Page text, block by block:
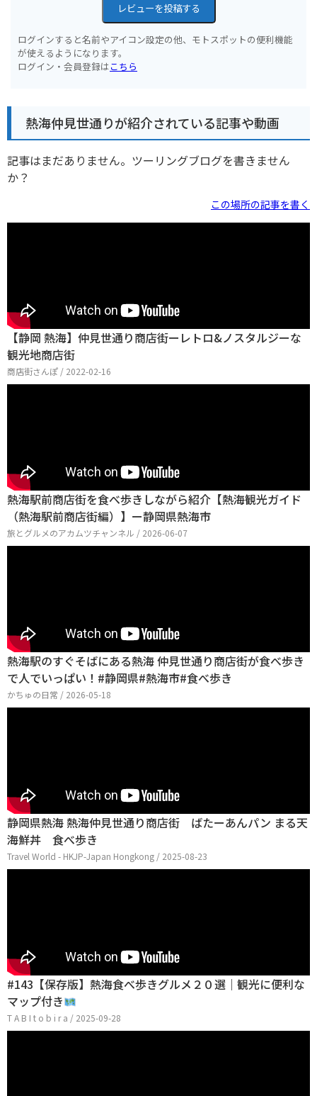
レビューを投稿する
ログインすると名前やアイコン設定の他、モトスポットの便利機能
が使えるようになります。
ログイン・会員登録はこちら
熱海仲見世通りが紹介されている記事や動画
記事はまだありません。ツーリングブログを書きません
か？
この場所の記事を書く
【静岡 熱海】仲見世通り商店街ーレトロ&ノスタルジーな
観光地商店街
商店街さんぽ / 2022-02-16
熱海駅前商店街を食べ歩きしながら紹介【熱海観光ガイド
（熱海駅前商店街編）】ー静岡県熱海市
旅とグルメのアカムツチャンネル / 2026-06-07
熱海駅のすぐそばにある熱海 仲見世通り商店街が食べ歩き
で人でいっぱい！#静岡県#熱海市#食べ歩き
かちゅの日常 / 2026-05-18
静岡県熱海 熱海仲見世通り商店街 ばたーあんパン まる天
海鮮丼 食べ歩き
Travel World - HKJP-Japan Hongkong / 2025-08-23
#143【保存版】熱海食べ歩きグルメ２０選｜観光に便利な
マップ付き
T A B I t o b i r a / 2025-09-28